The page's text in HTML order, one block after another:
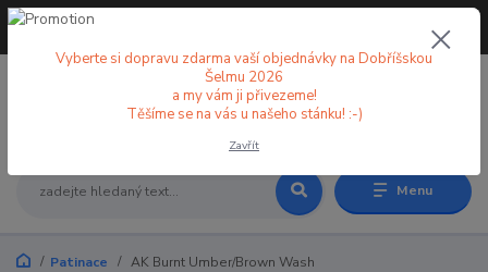
Menu
+420 773 998 582
Patinace AK Burnt Umber/Brown Wash
Vyberte si dopravu zdarma vaší objednávky na Dobříšskou
Šelmu 2026
a my vám ji přivezeme!
Těšíme se na vás u našeho stánku! :-)
Zavřít